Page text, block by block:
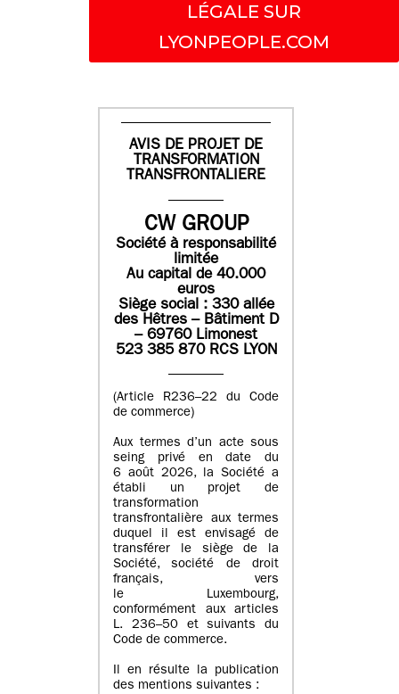
LÉGALE SUR
LYONPEOPLE.COM
AVIS DE PROJET DE
TRANSFORMATION
TRANSFRONTALIERE
CW GROUP
Société à responsabilité
limitée
Au capital de 40.000
euros
Siège social : 330 allée
des Hêtres – Bâtiment D
– 69760 Limonest
523 385 870 RCS LYON
(Article R236–22 du Code
de commerce)
Aux termes d’un acte sous
seing privé en date du
6 août 2026, la Société a
établi un projet de
transformation
transfrontalière aux termes
duquel il est envisagé de
transférer le siège de la
Société, société de droit
français, vers
le Luxembourg,
conformément aux articles
L. 236–50 et suivants du
Code de commerce.
Il en résulte la publication
des mentions suivantes :